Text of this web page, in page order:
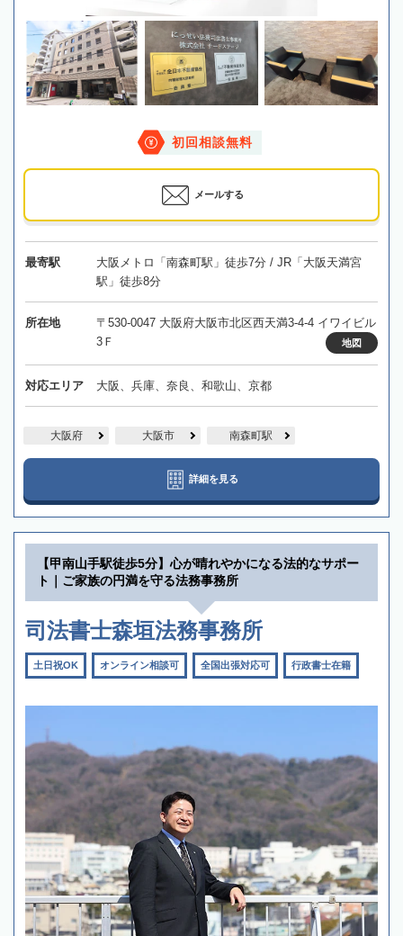
初回相談無料
メールする
最寄駅
大阪メトロ「南森町駅」徒歩7分 / JR「大阪天満宮
駅」徒歩8分
所在地
〒530-0047 大阪府大阪市北区西天満3-4-4 イワイビル
3Ｆ
地図
対応エリア 大阪、兵庫、奈良、和歌山、京都
大阪府 大阪市 南森町駅
詳細を見る
【甲南山手駅徒歩5分】心が晴れやかになる法的なサポー
ト｜ご家族の円満を守る法務事務所
司法書士森垣法務事務所
土日祝OK オンライン相談可 全国出張対応可 行政書士在籍